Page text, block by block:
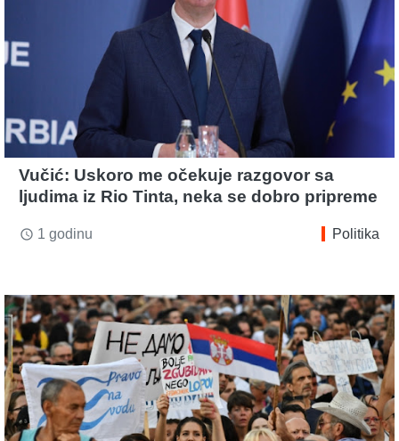
Vučić: Uskoro me očekuje razgovor sa
ljudima iz Rio Tinta, neka se dobro pripreme
access_time 1 godinu Politika